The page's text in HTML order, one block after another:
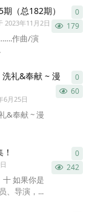
（总182期）
2023年11月2日 179
作曲/演
0
礼&奉献 ~ 漫
6月25日
60
&奉献 ~ 漫
0
242
十 如果你是
、导演，...
0